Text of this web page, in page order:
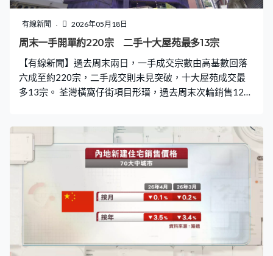
變。」 至於固定資產投資，則由首三個月升1.7%，轉為首
四個月跌1.6%，房地產開發投資跌幅更擴大至13.7%。 國
統局表示，扣除房地產開發，部分新質生產高新工業領域
的投資仍然擴大，而內地房地產市場亦見逐步回穩，有助
帶動未來投資表現。
有線新聞 2026年05月18日
周末一手開單約220宗 二手十大屋苑最多13宗
【有線新聞】過去周末兩日，一手成交宗數由高基數回落
六成至約220宗，二手成交則未見突破，十大屋苑成交最
多13宗。 荃灣橫窩仔街項目形瑨，過去周末次輪銷售121
打鐵趁熱，加推新一張價單，涉及87伙，面積361至364
平方呎，全屬兩房，扣除最高15%折扣後，售價由約635
萬元起，折實平均呎價1.86萬元，較對上一張單價高約
2.6%。 集團指，加幅反映樓層坐向及景觀等因素，計劃周
末新一輪發售。同期對手馬頭角壹沐第2期，周日發售50
在過去兩天再售出2伙，套現逾2,860萬元。計及中環雅盈
峰、天璽‧海、海德園及MIAMI QUAY等成交，一手市場
周末兩日，合共錄約220宗成交，按周回落約六成。 一手